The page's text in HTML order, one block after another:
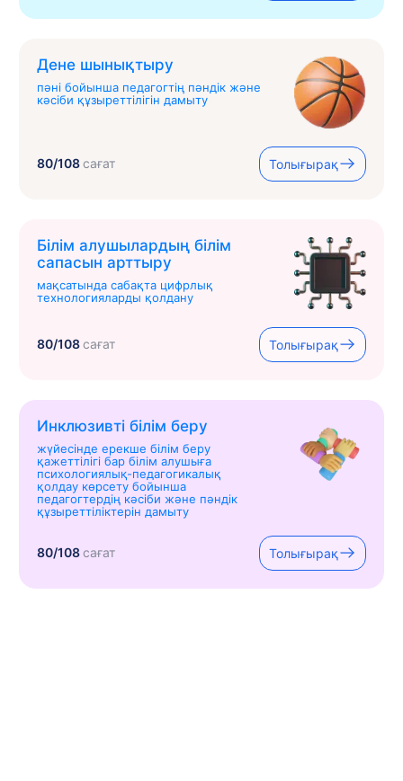
Дене шынықтыру
пәні бойынша педагогтің пәндік және
кәсіби құзыреттілігін дамыту
80/108сағат Толығырақ
Білім алушылардың білім
сапасын арттыру
мақсатында сабақта цифрлық
технологияларды қолдану
80/108сағат Толығырақ
Инклюзивті білім беру
жүйесінде ерекше білім беру
қажеттілігі бар білім алушыға
психологиялық-педагогикалық
қолдау көрсету бойынша
педагогтердің кәсіби және пәндік
құзыреттіліктерін дамыту
80/108сағат Толығырақ